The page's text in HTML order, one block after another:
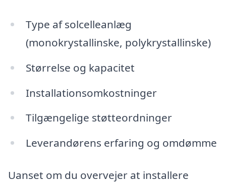
Type af solcelleanlæg
(monokrystallinske, polykrystallinske)
Størrelse og kapacitet
Installationsomkostninger
Tilgængelige støtteordninger
Leverandørens erfaring og omdømme
Uanset om du overvejer at installere